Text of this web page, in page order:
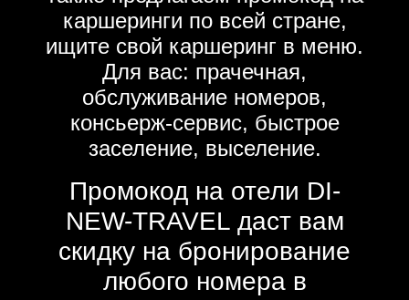
каршеринги по всей стране,
ищите свой каршеринг в меню.
Для вас: прачечная,
обслуживание номеров,
консьерж-сервис, быстрое
заселение, выселение.
Промокод на отели DI-
NEW-TRAVEL даст вам
скидку на бронирование
любого номера в